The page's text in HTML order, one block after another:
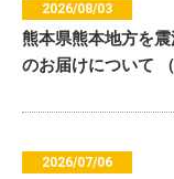
2026/08/03
熊本県熊本地方を
のお届けについて
2026/07/06